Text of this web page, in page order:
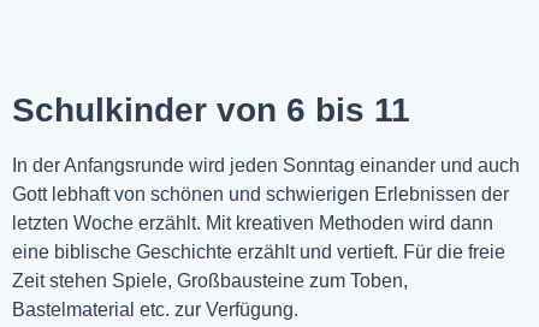
Schulkinder von 6 bis 11
In der Anfangsrunde wird jeden Sonntag einander und auch
Gott lebhaft von schönen und schwierigen Erlebnissen der
letzten Woche erzählt. Mit kreativen Methoden wird dann
eine biblische Geschichte erzählt und vertieft. Für die freie
Zeit stehen Spiele, Großbausteine zum Toben,
Bastelmaterial etc. zur Verfügung.